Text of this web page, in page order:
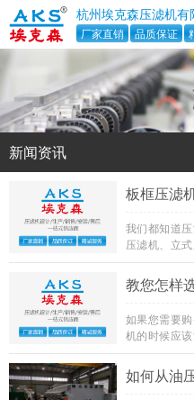
杭州埃克森压滤机有
厂家直销 品质保证
新闻资讯
板框压滤
我们都知道
压滤机、立
机是悬浮液
活、可靠等
压滤机的工
教您怎样
如果您需要
机的时候应
适的压滤机设